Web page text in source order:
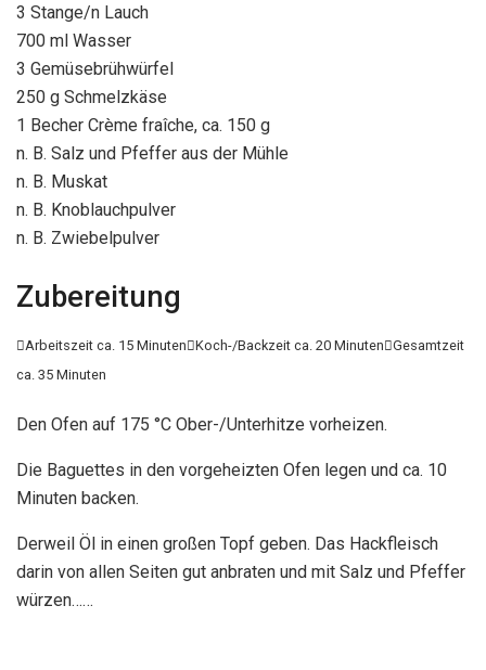
3 Stange/n Lauch
700 ml Wasser
3 Gemüsebrühwürfel
250 g Schmelzkäse
1 Becher Crème fraîche, ca. 150 g
n. B. Salz und Pfeffer aus der Mühle
n. B. Muskat
n. B. Knoblauchpulver
n. B. Zwiebelpulver
Zubereitung
Arbeitszeit ca. 15 MinutenKoch-/Backzeit ca. 20 MinutenGesamtzeit
ca. 35 Minuten
Den Ofen auf 175 °C Ober-/Unterhitze vorheizen.
Die Baguettes in den vorgeheizten Ofen legen und ca. 10
Minuten backen.
Derweil Öl in einen großen Topf geben. Das Hackfleisch
darin von allen Seiten gut anbraten und mit Salz und Pfeffer
würzen……